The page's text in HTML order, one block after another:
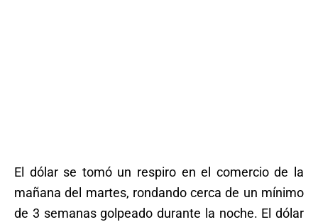
El dólar se tomó un respiro en el comercio de la
mañana del martes, rondando cerca de un mínimo
de 3 semanas golpeado durante la noche. El dólar